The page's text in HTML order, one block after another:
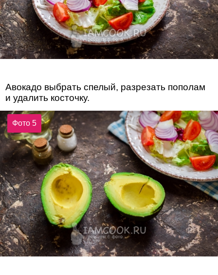
Авокадо выбрать спелый, разрезать пополам
и удалить косточку.
Фото 5